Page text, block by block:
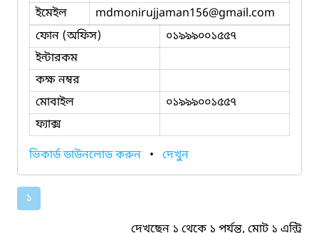
ইমেইল
mdmonirujjaman156@gmail.com
ফোন (অফিস)
০১৯৯৯০০১৫৫৭
ইন্টারকম
কক্ষ নম্বর
মোবাইল
০১৯৯৯০০১৫৫৭
ফ্যাক্স
ভিকার্ড ডাউনলোড করুন • দেখুন
১
দেখছেন ১ থেকে ১ পর্যন্ত, মোট ১ এন্ট্রি